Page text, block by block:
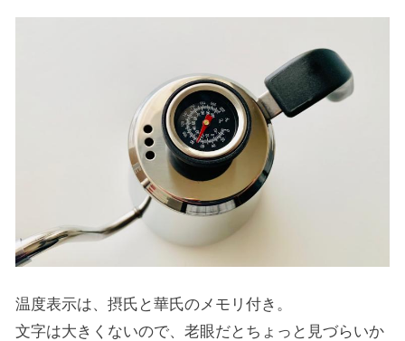
温度表示は、摂氏と華氏のメモリ付き。
文字は大きくないので、老眼だとちょっと見づらいか